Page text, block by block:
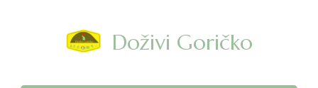
Doživi Goričko